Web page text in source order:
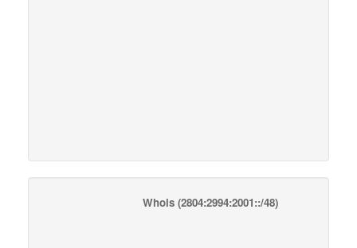
Whois(2804:2994:2001::/48)